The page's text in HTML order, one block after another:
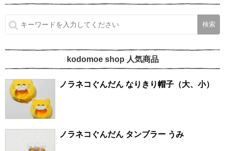
kodomoe shop 人気商品
ノラネコぐんだん なりきり帽子（大、小）
ノラネコぐんだん タンブラー うみ